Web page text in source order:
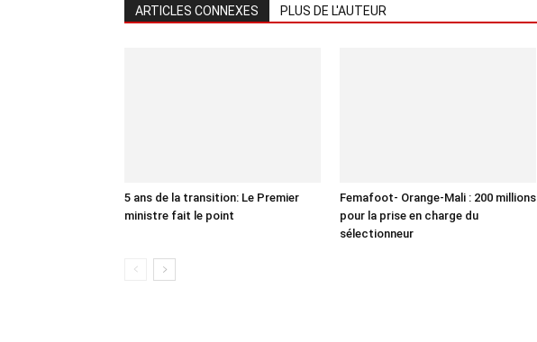
ARTICLES CONNEXES PLUS DE L'AUTEUR
5 ans de la transition: Le Premier
ministre fait le point
Femafoot- Orange-Mali : 200 millions
pour la prise en charge du
sélectionneur